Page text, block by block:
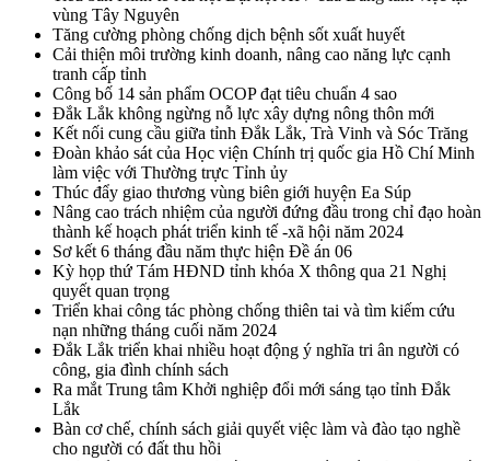
vùng Tây Nguyên
Tăng cường phòng chống dịch bệnh sốt xuất huyết
Cải thiện môi trường kinh doanh, nâng cao năng lực cạnh
tranh cấp tỉnh
Công bố 14 sản phẩm OCOP đạt tiêu chuẩn 4 sao
Đắk Lắk không ngừng nỗ lực xây dựng nông thôn mới
Kết nối cung cầu giữa tỉnh Đắk Lắk, Trà Vinh và Sóc Trăng
Đoàn khảo sát của Học viện Chính trị quốc gia Hồ Chí Minh
làm việc với Thường trực Tỉnh ủy
Thúc đẩy giao thương vùng biên giới huyện Ea Súp
Nâng cao trách nhiệm của người đứng đầu trong chỉ đạo hoàn
thành kế hoạch phát triển kinh tế -xã hội năm 2024
Sơ kết 6 tháng đầu năm thực hiện Đề án 06
Kỳ họp thứ Tám HĐND tỉnh khóa X thông qua 21 Nghị
quyết quan trọng
Triển khai công tác phòng chống thiên tai và tìm kiếm cứu
nạn những tháng cuối năm 2024
Đắk Lắk triển khai nhiều hoạt động ý nghĩa tri ân người có
công, gia đình chính sách
Ra mắt Trung tâm Khởi nghiệp đổi mới sáng tạo tỉnh Đắk
Lắk
Bàn cơ chế, chính sách giải quyết việc làm và đào tạo nghề
cho người có đất thu hồi